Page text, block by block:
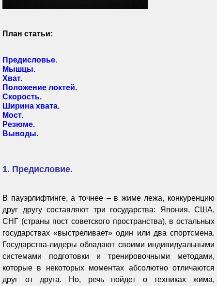
План статьи:
Предисловье.
Мышцы.
Хват.
Положение локтей.
Скорость.
Ширина хвата.
Мост.
Резюме.
Выводы.
1. Предисловие.
В пауэрлифтинге, а точнее – в жиме лежа, конкуренцию
друг другу составляют три государства: Япония, США,
СНГ (страны пост советского пространства), в остальных
государствах «выстреливает» один или два спортсмена.
Государства-лидеры обладают своими индивидуальными
системами подготовки и тренировочными методами,
которые в некоторых моментах абсолютно отличаются
друг от друга. Но, речь пойдет о техниках жима,